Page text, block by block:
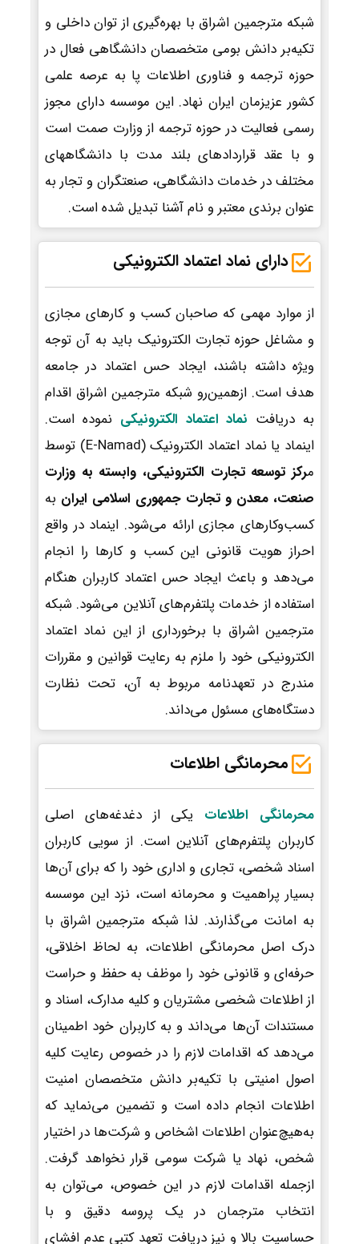
شبکه مترجمین اشراق با بهره‌گیری از توان داخلی و
تکیه‌بر دانش بومی متخصصان دانشگاهی فعال در
حوزه ترجمه و فناوری اطلاعات پا به عرصه علمی
کشور عزیزمان ایران نهاد. این موسسه دارای مجوز
رسمی فعالیت در حوزه ترجمه از وزارت صمت است
و با عقد قراردادهای بلند مدت با دانشگاههای
مختلف در خدمات دانشگاهی، صنعتگران و تجار به
عنوان برندی معتبر و نام آشنا تبدیل شده است.
دارای نماد اعتماد الکترونیکی
از موارد مهمی که صاحبان کسب و کارهای مجازی
و مشاغل حوزه تجارت الکترونیک باید به آن توجه
ویژه داشته باشند، ایجاد حس اعتماد در جامعه
هدف است. ازهمین‌رو شبکه مترجمین اشراق اقدام
به دریافت نماد اعتماد الکترونیکی نموده است.
اینماد یا نماد اعتماد الکترونیک (E-Namad) توسط
مرکز توسعه تجارت الکترونیکی، وابسته به وزارت
صنعت، معدن و تجارت جمهوری اسلامی ایران به
کسب‌وکارهای مجازی ارائه می‌شود. اینماد در واقع
احراز هویت قانونی این کسب و کارها را انجام
می‌دهد و باعث ایجاد حس اعتماد کاربران هنگام
استفاده از خدمات پلتفرم‌های آنلاین می‌شود. شبکه
مترجمین اشراق با برخورداری از این نماد اعتماد
الکترونیکی خود را ملزم به رعایت قوانین و مقررات
مندرج در تعهدنامه مربوط به آن، تحت نظارت
دستگاه‌های مسئول می‌داند.
محرمانگی اطلاعات
محرمانگی اطلاعات یکی از دغدغه‌های اصلی
کاربران پلتفرم‌های آنلاین است. از سویی کاربران
اسناد شخصی، تجاری و اداری خود را که برای آن‌ها
بسیار پراهمیت و محرمانه است، نزد این موسسه
به امانت می‌گذارند. لذا شبکه مترجمین اشراق با
درک اصل محرمانگی اطلاعات، به لحاظ اخلاقی،
حرفه‌ای و قانونی خود را موظف به حفظ و حراست
از اطلاعات شخصی مشتریان و کلیه مدارک، اسناد و
مستندات آن‌ها می‌داند و به کاربران خود اطمینان
می‌دهد که اقدامات لازم را در خصوص رعایت کلیه
اصول امنیتی با تکیه‌بر دانش متخصصان امنیت
اطلاعات انجام داده است و تضمین می‌نماید که
به‌هیچ‌عنوان اطلاعات اشخاص و شرکت‌ها در اختیار
شخص، نهاد یا شرکت سومی قرار نخواهد گرفت.
ازجمله اقدامات لازم در این خصوص، می‌توان به
انتخاب مترجمان در یک پروسه دقیق و با
حساسیت بالا و نیز دریافت تعهد کتبی عدم افشای